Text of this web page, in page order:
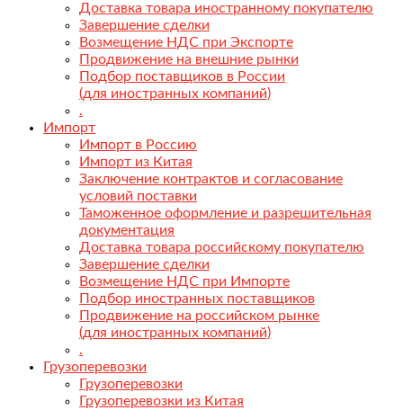
Доставка товара иностранному покупателю
Завершение сделки
Возмещение НДС при Экспорте
Продвижение на внешние рынки
Подбор поставщиков в России
(для иностранных компаний)
.
Импорт
Импорт в Россию
Импорт из Китая
Заключение контрактов и согласование
условий поставки
Таможенное оформление и разрешительная
документация
Доставка товара российскому покупателю
Завершение сделки
Возмещение НДС при Импорте
Подбор иностранных поставщиков
Продвижение на российском рынке
(для иностранных компаний)
.
Грузоперевозки
Грузоперевозки
Грузоперевозки из Китая